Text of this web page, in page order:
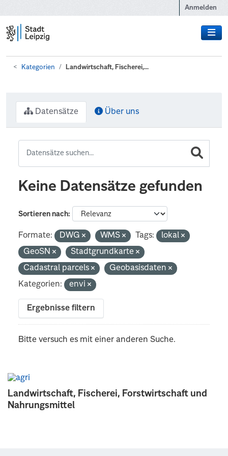
Anmelden
Kategorien Landwirtschaft, Fischerei,...
Landwirtschaft, Fischerei, Forstwirtschaft und
Nahrungsmittel
Datensätze Über uns
Keine Datensätze gefunden
Sortieren nach
Formate: DWG WMS Tags:
lokal
GeoSN
Stadtgrundkarte
Cadastral parcels
Geobasisdaten
Kategorien:
envi
Ergebnisse filtern
Bitte versuch es mit einer anderen Suche.